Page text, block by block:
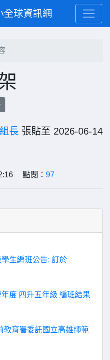
全球資訊網
長 張貼至 2026-06-14
點閱： 97
生編班公告: 訂於
度 四升五年級 編班結果
教育署委託國立高雄師範